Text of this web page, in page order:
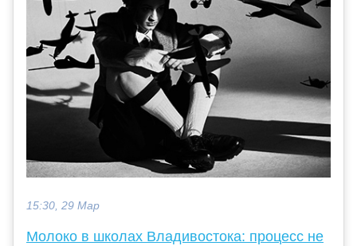
15:30, 29 Мар
Молоко в школах Владивостока: процесс не